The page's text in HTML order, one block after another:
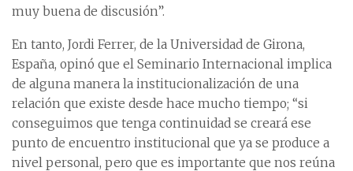
muy buena de discusión”.
En tanto, Jordi Ferrer, de la Universidad de Girona,
España, opinó que el Seminario Internacional implica
de alguna manera la institucionalización de una
relación que existe desde hace mucho tiempo; “si
conseguimos que tenga continuidad se creará ese
punto de encuentro institucional que ya se produce a
nivel personal, pero que es importante que nos reúna